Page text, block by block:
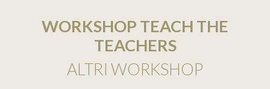
WORKSHOP TEACH THE
TEACHERS
ALTRI WORKSHOP